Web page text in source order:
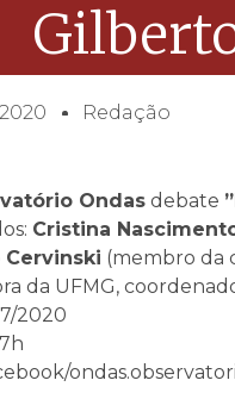
Redação
Ondas debate
Cristina
(membro da
da UFMG,
2020